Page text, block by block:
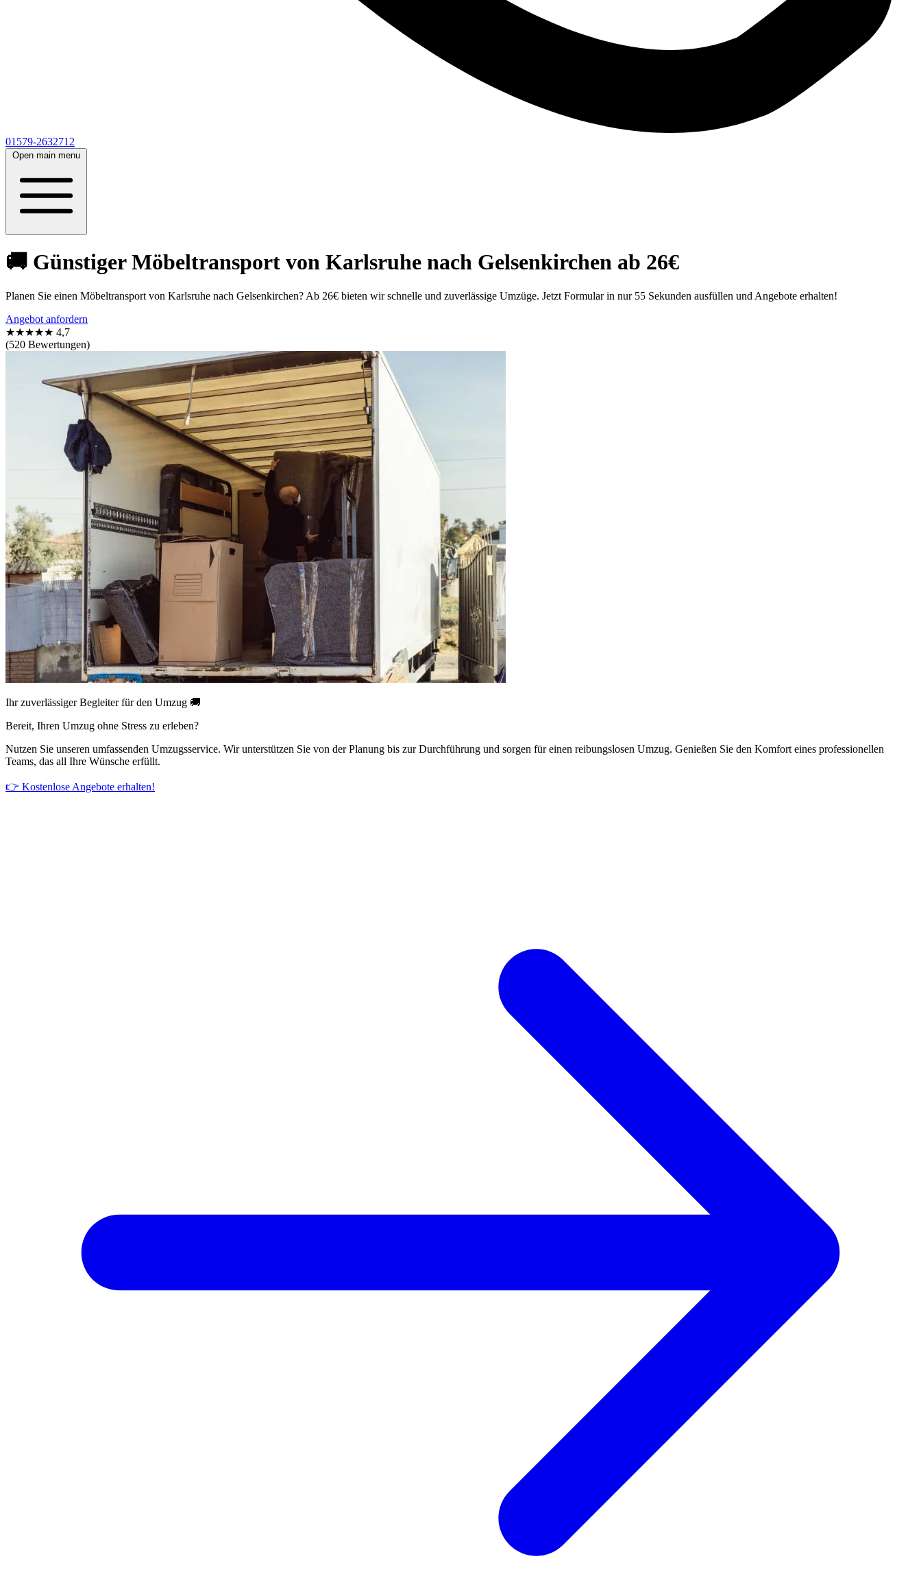
01579-2632712
Open main menu
🚚 Günstiger Möbeltransport von Karlsruhe nach Gelsenkirchen ab 26€
Planen Sie einen Möbeltransport von Karlsruhe nach Gelsenkirchen? Ab 26€ bieten wir schnelle und zuverlässige Umzüge. Jetzt Formular in nur 55 Sekunden ausfüllen und Angebote erhalten!
Angebot anfordern
★★★★★ 4,7
(520 Bewertungen)
Ihr zuverlässiger Begleiter für den Umzug 🚚
Bereit, Ihren Umzug ohne Stress zu erleben?
Nutzen Sie unseren umfassenden Umzugsservice. Wir unterstützen Sie von der Planung bis zur Durchführung und sorgen für einen reibungslosen Umzug. Genießen Sie den Komfort eines professionellen
Teams, das all Ihre Wünsche erfüllt.
👉 Kostenlose Angebote erhalten!